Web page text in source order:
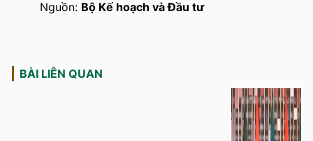
Nguồn: Bộ Kế hoạch và Đầu tư
BÀI LIÊN QUAN